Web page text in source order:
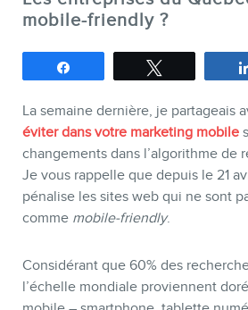
Formations
Formations
Audits web (SEO)
Ebooks
mobile-friendly ?
La semaine dernière, je partageais
éviter dans votre marketing mobile
changements dans l’algorithme de
Je vous rappelle que depuis le 21
pénalise les sites web qui ne sont
comme mobile-friendly.
Considérant que 60% des
l’échelle mondiale proviennent